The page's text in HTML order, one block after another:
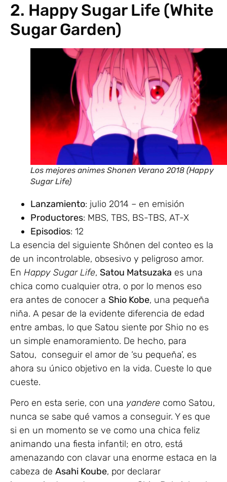
2. Happy Sugar Life (White
Sugar Garden)
Los mejores animes Shonen Verano 2018 (Happy
Sugar Life)
Lanzamiento: julio 2014 – en emisión
Productores: MBS, TBS, BS-TBS, AT-X
Episodios: 12
La esencia del siguiente Shōnen del conteo es la
de un incontrolable, obsesivo y peligroso amor.
En Happy Sugar Life, Satou Matsuzaka es una
chica como cualquier otra, o por lo menos eso
era antes de conocer a Shio Kobe, una pequeña
niña. A pesar de la evidente diferencia de edad
entre ambas, lo que Satou siente por Shio no es
un simple enamoramiento. De hecho, para
Satou, conseguir el amor de ‘su pequeña’, es
ahora su único objetivo en la vida. Cueste lo que
cueste.
Pero en esta serie, con una yandere como Satou,
nunca se sabe qué vamos a conseguir. Y es que
si en un momento se ve como una chica feliz
animando una fiesta infantil; en otro, está
amenazando con clavar una enorme estaca en la
cabeza de Asahi Koube, por declarar